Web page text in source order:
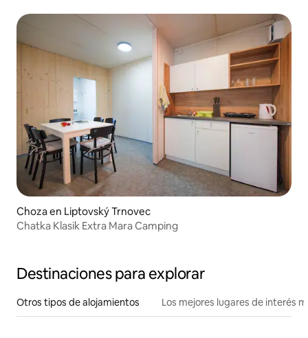
Choza en Liptovský Trnovec
Chatka Klasik Extra Mara Camping
Destinaciones para explorar
Otros tipos de alojamientos Los mejores lugares de interés